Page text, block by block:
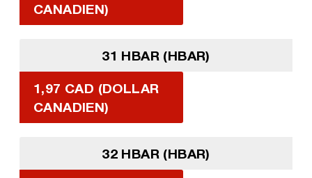
CANADIEN)
31 HBAR (HBAR)
1,97 CAD (DOLLAR
CANADIEN)
32 HBAR (HBAR)